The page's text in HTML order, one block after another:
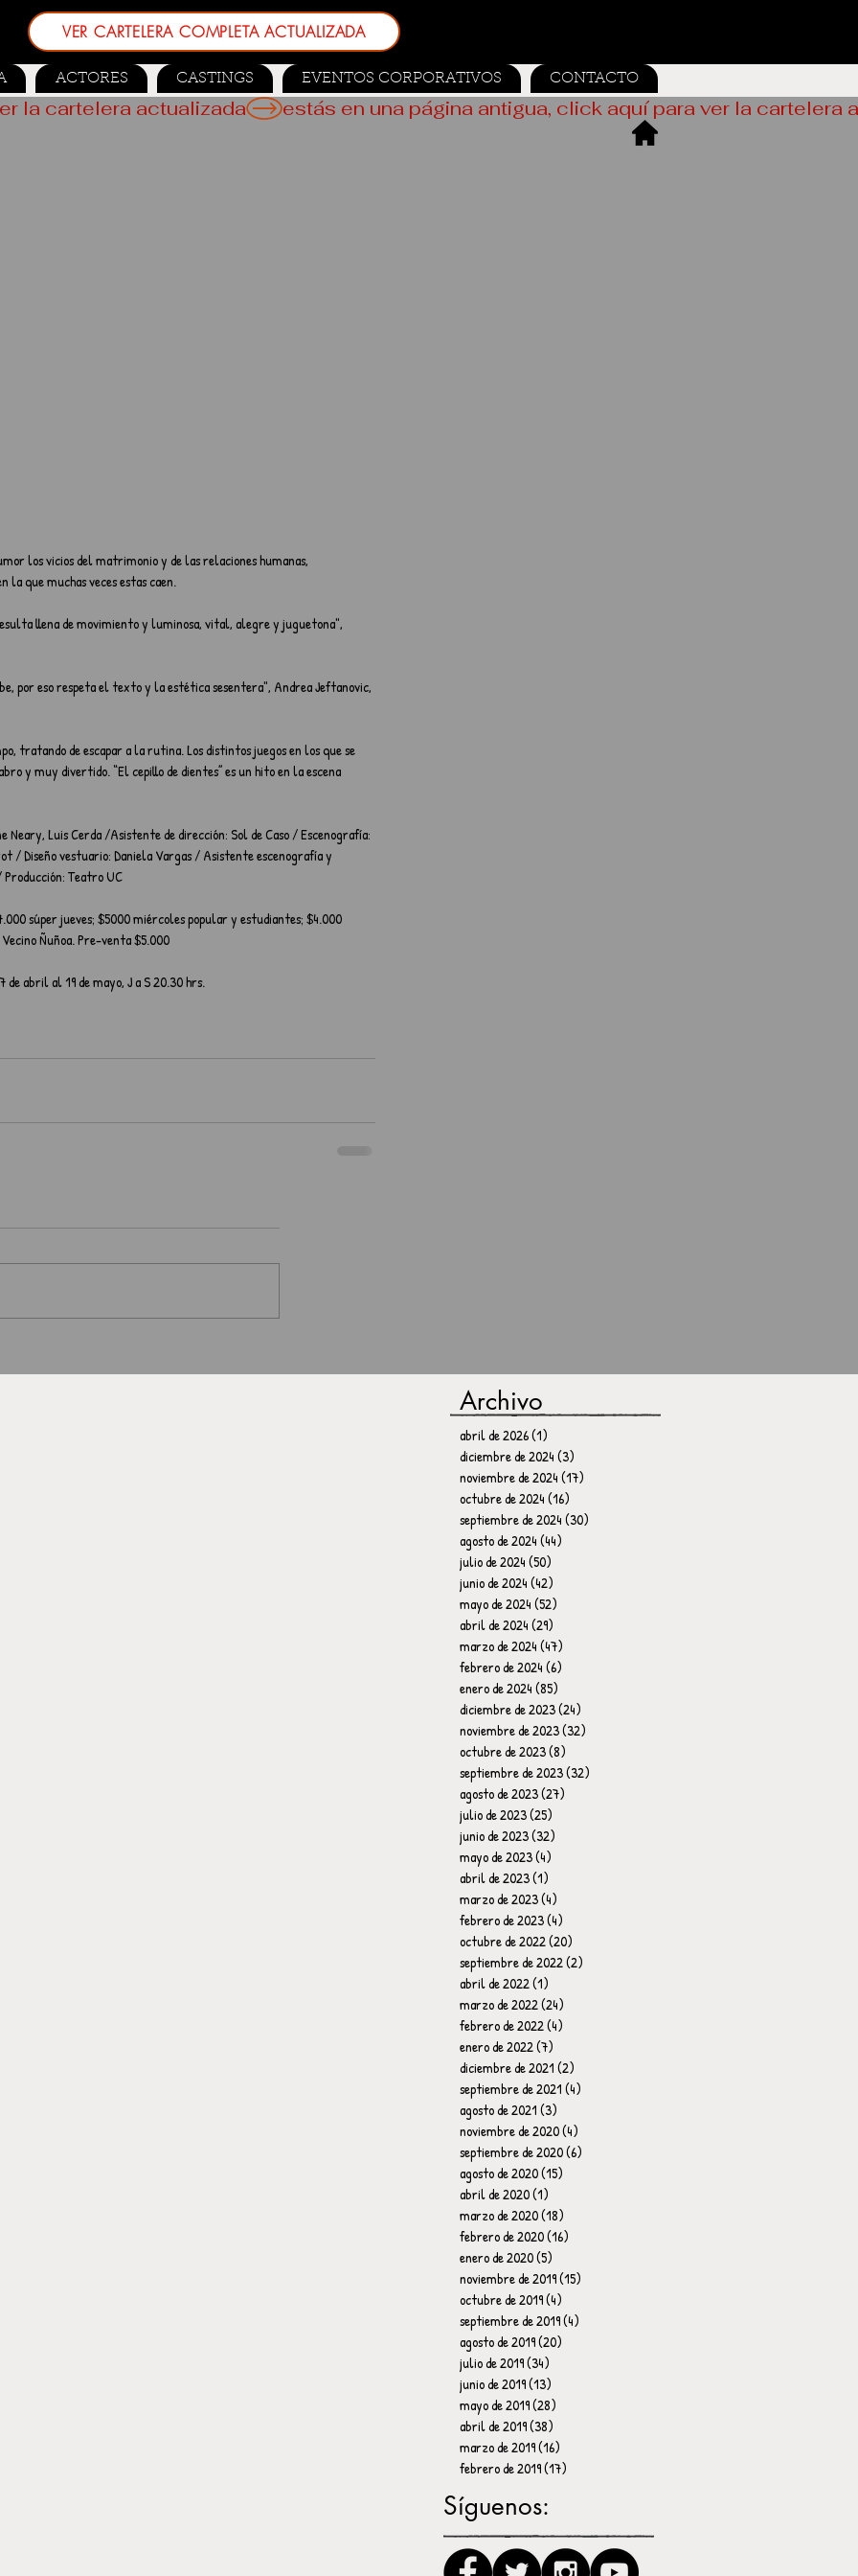
VER CARTELERA COMPLETA ACTUALIZADA
ACTORES CASTINGS EVENTOS CORPORATIVOS CONTACTO
los vicios del matrimonio y de las relaciones humanas,
que muchas veces estas caen.
llena de movimiento y luminosa, vital, alegre y juguetona",
por eso respeta el texto y la estética sesentera", Andrea Jeftanovic,
tratando de escapar a la rutina. Los distintos juegos en los que se
y muy divertido. “El cepillo de dientes” es un hito en la escena
Luis Cerda /Asistente de dirección: Sol de Caso / Escenografía:
/ Diseño vestuario: Daniela Vargas / Asistente escenografía y
Teatro UC
súper jueves; $5000 miércoles popular y estudiantes; $4.000
Ñuñoa. Pre-venta $5.000
abril al 19 de mayo, J a S 20.30 hrs.
la cartelera actualizada
Archivo
abril de 2026(1)
diciembre de 2024(3)
noviembre de 2024(17)
octubre de 2024(16)
septiembre de 2024(30)
agosto de 2024(44)
julio de 2024(50)
junio de 2024(42)
mayo de 2024(52)
abril de 2024(29)
marzo de 2024(47)
febrero de 2024(6)
enero de 2024(85)
diciembre de 2023(24)
noviembre de 2023(32)
octubre de 2023(8)
septiembre de 2023(32)
agosto de 2023(27)
julio de 2023(25)
junio de 2023(32)
mayo de 2023(4)
abril de 2023(1)
marzo de 2023(4)
febrero de 2023(4)
octubre de 2022(20)
septiembre de 2022(2)
abril de 2022(1)
marzo de 2022(24)
febrero de 2022(4)
enero de 2022(7)
diciembre de 2021(2)
septiembre de 2021(4)
agosto de 2021(3)
noviembre de 2020(4)
septiembre de 2020(6)
agosto de 2020(15)
abril de 2020(1)
marzo de 2020(18)
febrero de 2020(16)
enero de 2020(5)
noviembre de 2019(15)
octubre de 2019(4)
septiembre de 2019(4)
agosto de 2019(20)
julio de 2019(34)
junio de 2019(13)
mayo de 2019(28)
abril de 2019(38)
marzo de 2019(16)
febrero de 2019(17)
Síguenos: